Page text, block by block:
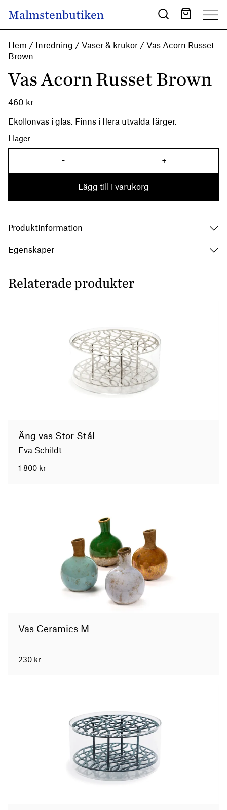
Main Navigation
Malmstenbutiken
Hem / Inredning / Vaser & krukor / Vas Acorn Russet
Brown
Vas Acorn Russet Brown
460 kr
Ekollonvas i glas. Finns i flera utvalda färger.
I lager
- Vas Acorn Russet Brown
+
Lägg till i varukorg
Produktinformation
Egenskaper
Relaterade produkter
Äng vas Stor Stål
Eva Schildt
1 800 kr
Vas Ceramics M
230 kr